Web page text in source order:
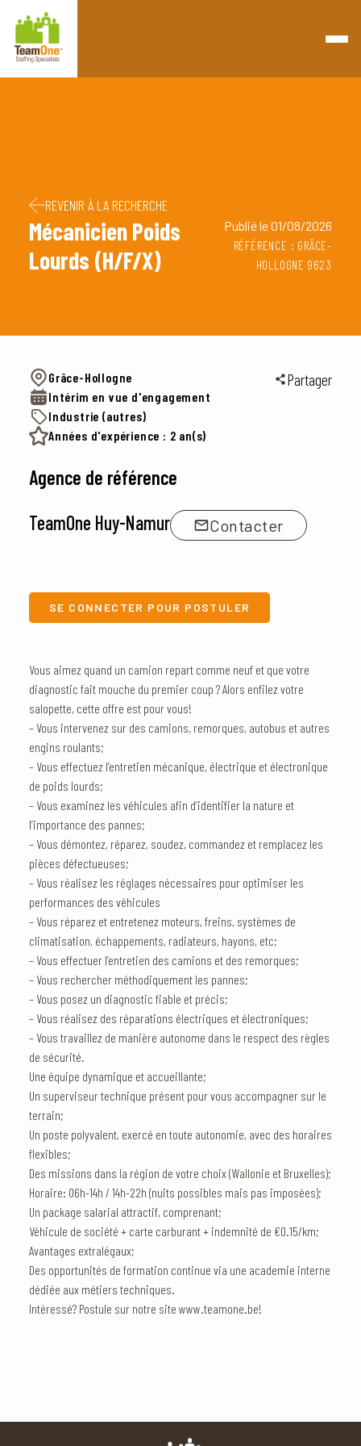
Retourner à la page d'accueil
REVENIR À LA RECHERCHE
Mécanicien Poids
Lourds (H/F/X)
Publié le 01/08/2026
RÉFÉRENCE : GRÂCE-
HOLLOGNE 9623
Grâce-Hollogne
Intérim en vue d'engagement
Industrie (autres)
Années d'expérience : 2 an(s)
Partager
Agence de référence
TeamOne Huy-Namur
Contacter
SE CONNECTER POUR POSTULER
Vous aimez quand un camion repart comme neuf et que votre
diagnostic fait mouche du premier coup ? Alors enfilez votre
salopette, cette offre est pour vous!
– Vous intervenez sur des camions, remorques, autobus et autres
engins roulants;
– Vous effectuez l’entretien mécanique, électrique et électronique
de poids lourds;
– Vous examinez les véhicules afin d’identifier la nature et
l’importance des pannes;
– Vous démontez, réparez, soudez, commandez et remplacez les
pièces défectueuses;
– Vous réalisez les réglages nécessaires pour optimiser les
performances des véhicules
– Vous réparez et entretenez moteurs, freins, systèmes de
climatisation, échappements, radiateurs, hayons, etc;
– Vous effectuer l’entretien des camions et des remorques;
– Vous rechercher méthodiquement les pannes;
– Vous posez un diagnostic fiable et précis;
– Vous réalisez des réparations électriques et électroniques;
– Vous travaillez de manière autonome dans le respect des règles
de sécurité.
Une équipe dynamique et accueillante;
Un superviseur technique présent pour vous accompagner sur le
terrain;
Un poste polyvalent, exercé en toute autonomie, avec des horaires
flexibles;
Des missions dans la région de votre choix (Wallonie et Bruxelles);
Horaire: 06h-14h / 14h-22h (nuits possibles mais pas imposées);
Un package salarial attractif, comprenant;
Véhicule de société + carte carburant + indemnité de €0.15/km;
Avantages extralégaux;
Des opportunités de formation continue via une academie interne
dédiée aux métiers techniques.
Intéressé? Postule sur notre site www.teamone.be!